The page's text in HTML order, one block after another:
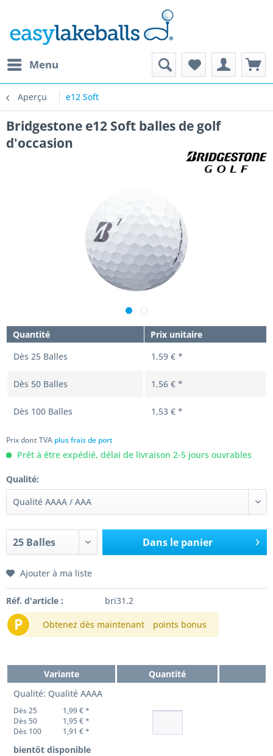
Menu
Aperçu e12 Soft
Bridgestone e12 Soft balles de golf
d'occasion
Quantité
Prix unitaire
Dès 25 Balles 1,59 € *
Dès 50 Balles 1,56 € *
Dès 100 Balles 1,53 € *
Prix dont TVA plus frais de port
Prêt à être expédié, délai de livraison 2-5 jours ouvrables
Qualité:
Dans le panier
Ajouter à ma liste
Réf. d'article : bri31.2
P Obtenez dès maintenant points bonus
Variante
Quantité
Qualité: Qualité AAAA
Dès 25
1,99 € *
Dès 50
1,95 € *
Dès 100
1,91 € *
bientôt disponible